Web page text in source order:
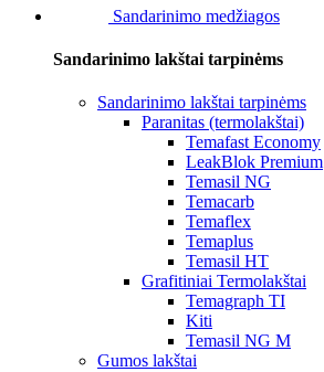
Sandarinimo medžiagos
Sandarinimo lakštai tarpinėms
Sandarinimo lakštai tarpinėms
Paranitas (termolakštai)
Temafast Economy
LeakBlok Premium
Temasil NG
Temacarb
Temaflex
Temaplus
Temasil HT
Grafitiniai Termolakštai
Temagraph TI
Kiti
Temasil NG M
Gumos lakštai